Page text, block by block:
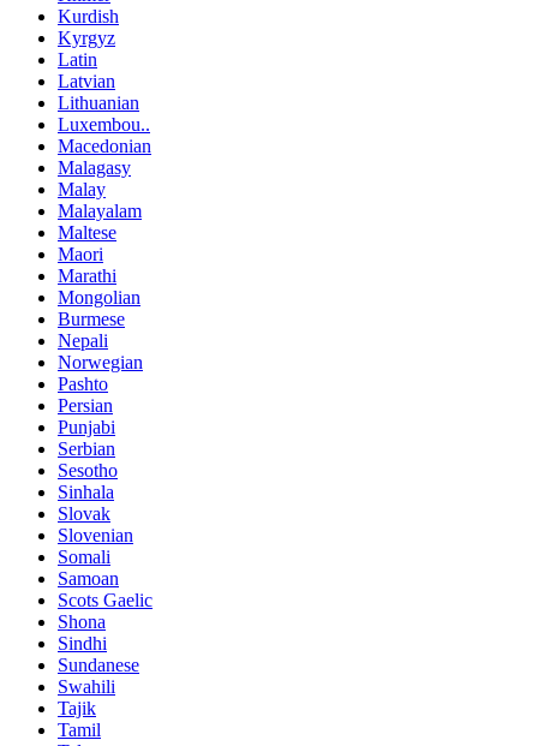
Kurdish
Kyrgyz
Latin
Latvian
Lithuanian
Luxembou..
Macedonian
Malagasy
Malay
Malayalam
Maltese
Maori
Marathi
Mongolian
Burmese
Nepali
Norwegian
Pashto
Persian
Punjabi
Serbian
Sesotho
Sinhala
Slovak
Slovenian
Somali
Samoan
Scots Gaelic
Shona
Sindhi
Sundanese
Swahili
Tajik
Tamil